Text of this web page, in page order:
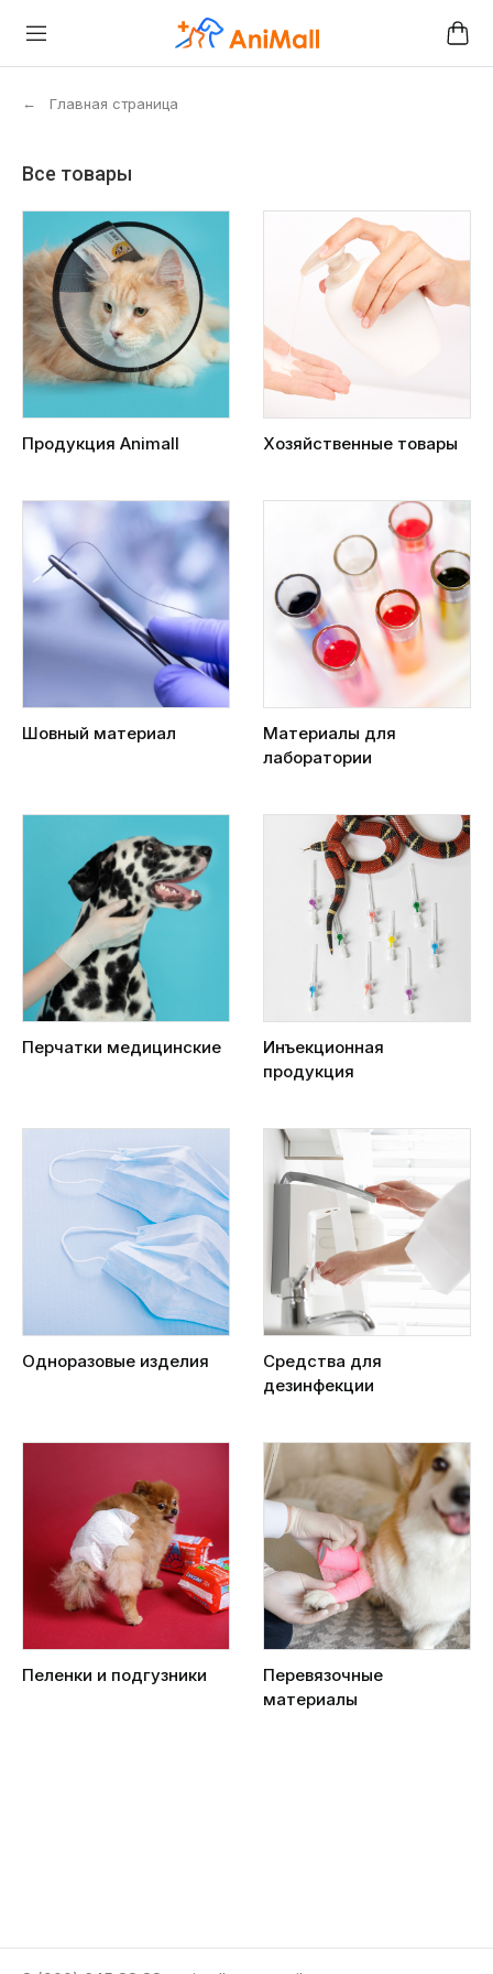
← Главная страница
Все товары
Продукция Animall Хозяйственные товары
Шовный материал
Материалы для
лаборатории
Перчатки медицинские
Инъекционная
продукция
Одноразовые изделия
Средства для
дезинфекции
Пеленки и подгузники
Перевязочные
материалы